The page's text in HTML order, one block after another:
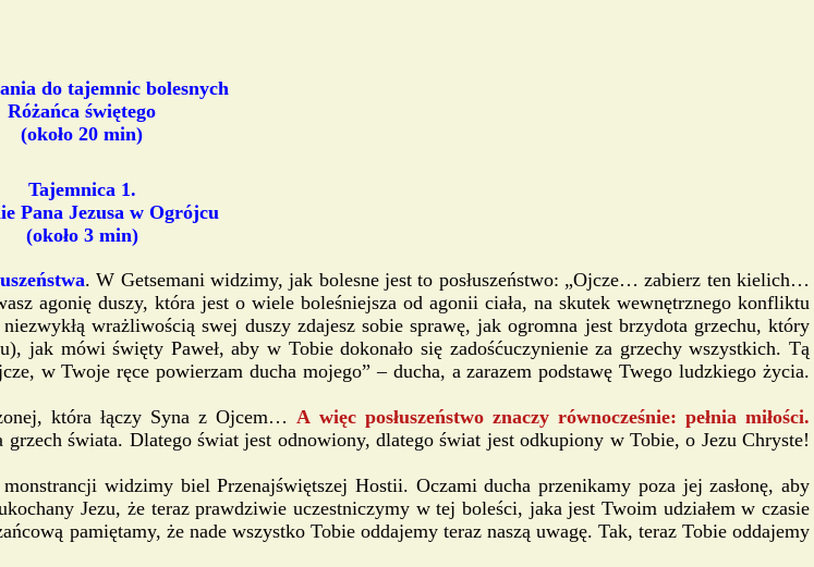
do tajemnic bolesnych
Różańca świętego
(około 20 min)
Tajemnica 1.
Pana Jezusa w Ogrójcu
(około 3 min)
. W Getsemani widzimy, jak bolesne jest to posłuszeństwo: „Ojcze… zabierz ten kielich…
agonię duszy, która jest o wiele boleśniejsza od agonii ciała, na skutek wewnętrznego konfliktu
wrażliwością swej duszy zdajesz sobie sprawę, jak ogromna jest brzydota grzechu, który
jak mówi święty Paweł, aby w Tobie dokonało się zadośćuczynienie za grzechy wszystkich. Tą
w Twoje ręce powierzam ducha mojego” – ducha, a zarazem podstawę Twego ludzkiego życia.
która łączy Syna z Ojcem…A więc posłuszeństwo znaczy równocześnie: pełnia miłości.
świata. Dlatego świat jest odnowiony, dlatego świat jest odkupiony w Tobie, o Jezu Chryste!
widzimy biel Przenajświętszej Hostii. Oczami ducha przenikamy poza jej zasłonę, aby
Jezu, że teraz prawdziwie uczestniczymy w tej boleści, jaka jest Twoim udziałem w czasie
pamiętamy, że nade wszystko Tobie oddajemy teraz naszą uwagę. Tak, teraz Tobie oddajemy